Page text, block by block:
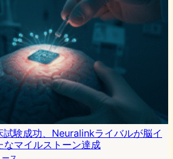
験成功、Neuralinkライバルが脳イ
なマイルストーン達成